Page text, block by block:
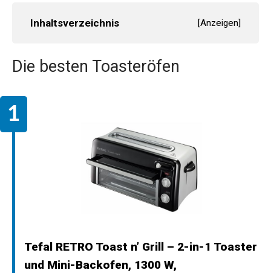
Inhaltsverzeichnis [Anzeigen]
Die besten Toasteröfen
Tefal RETRO Toast n’ Grill – 2-in-1 Toaster
und Mini-Backofen, 1300 W,